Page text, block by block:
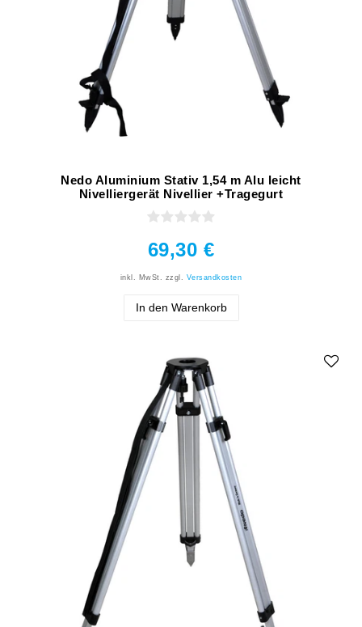
Nedo Aluminium Stativ 1,54 m Alu leicht
Nivelliergerät Nivellier +Tragegurt
69,30 €
inkl. MwSt. zzgl. Versandkosten
In den Warenkorb